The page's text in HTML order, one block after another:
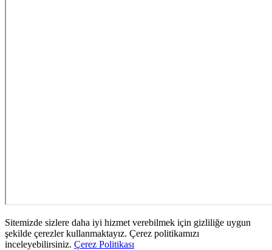
Sitemizde sizlere daha iyi hizmet verebilmek için gizliliğe uygun
şekilde çerezler kullanmaktayız. Çerez politikamızı
inceleyebilirsiniz. Çerez Politikası